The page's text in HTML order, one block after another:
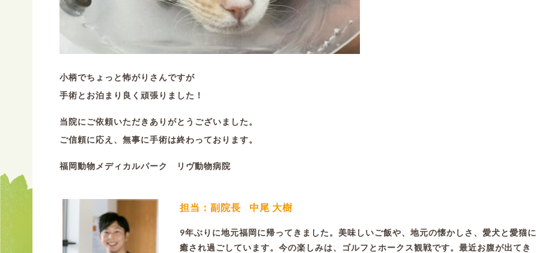
小柄でちょっと怖がりさんですが
手術とお泊まり良く頑張りました！
当院にご依頼いただきありがとうございました。
ご信頼に応え、無事に手術は終わっております。
福岡動物メディカルパーク リヴ動物病院
担当：副院長 中尾 大樹
9年ぶりに地元福岡に帰ってきました。美味しいご飯や、地元の懐かしさ、愛犬と愛猫に
癒され過ごしています。今の楽しみは、ゴルフとホークス観戦です。最近お腹が出てき